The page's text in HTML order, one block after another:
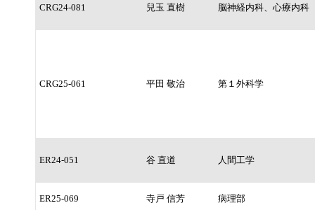
CRG24-081 兒玉 直樹 脳神経内科、心療内科
CRG25-061 平田 敬治 第１外科学
ER24-051 谷 直道 人間工学
ER25-069 寺戸 信芳 病理部